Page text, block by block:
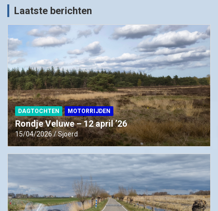
Laatste berichten
DAGTOCHTEN MOTORRIJDEN
Rondje Veluwe – 12 april ’26
15/04/2026 Sjoerd